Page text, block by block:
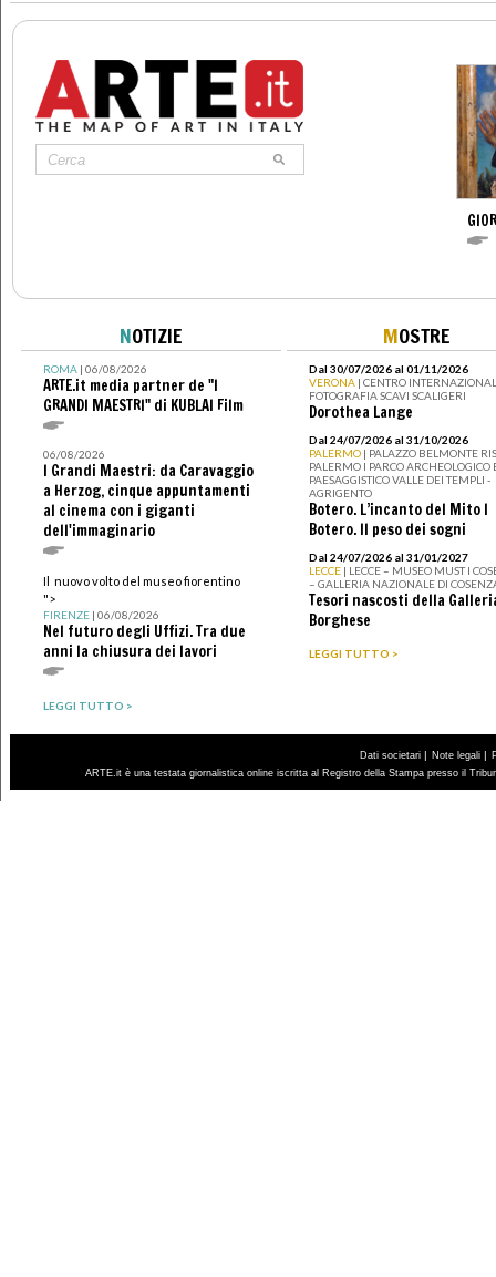
NOTIZIE
ROMA| 06/08/2026
ARTE.it media partner de "I
GRANDI MAESTRI" di KUBLAI Film
06/08/2026
I Grandi Maestri: da Caravaggio
a Herzog, cinque appuntamenti
al cinema con i giganti
dell'immaginario
Il nuovo volto del museo fiorentino
">
FIRENZE| 06/08/2026
Nel futuro degli Uffizi. Tra due
anni la chiusura dei lavori
LEGGI TUTTO >
MOSTRE
Dal 30/07/2026 al 01/11/2026
VERONA | CENTRO
FOTOGRAFIA SCAVI SCALIGERI
Dorothea Lange
Dal 24/07/2026 al 31/10/2026
PALERMO | PALAZZO BELMONTE
PALERMO I PARCO ARCHEOLOGICO
PAESAGGISTICO VALLE DEI TEMPLI -
AGRIGENTO
Botero. L’incanto del Mito I
Botero. Il peso dei sogni
Dal 24/07/2026 al 31/01/2027
LECCE | LECCE – MUSEO MUST I
– GALLERIA NAZIONALE DI
Tesori nascosti della
Borghese
LEGGI TUTTO >
Dati societari | Note legali |
ARTE.it è una testata giornalistica online iscritta al Registro della Stampa presso il